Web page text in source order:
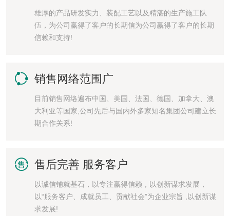
雄厚的产品研发实力、装配工艺以及精湛的生产施工队
伍，为公司赢得了客户的长期信为公司赢得了客户的长期
信赖和支持!
 销售网络范围广
目前销售网络遍布中国、美国、法国、德国、加拿大、澳
大利亚等国家,公司先后与国内外多家知名集团公司建立长
期合作关系!
 售后完善 服务客户
以诚信铺就基石，以专注赢得信赖，以创新谋求发展，
以“服务客户、成就员工、贡献社会”为企业宗旨 ,以创新谋
求发展!